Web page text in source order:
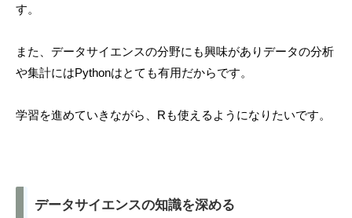
す。
また、データサイエンスの分野にも興味がありデータの分析
や集計にはPythonはとても有用だからです。
学習を進めていきながら、Rも使えるようになりたいです。
データサイエンスの知識を深める